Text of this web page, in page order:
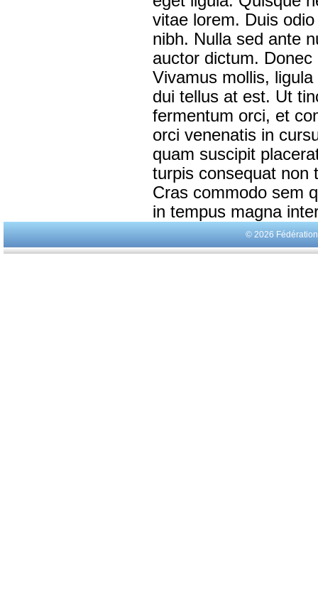
vitae lorem. Duis
nibh. Nulla sed ante
auctor dictum.
Vivamus mollis,
dui tellus at est. Ut
fermentum orci, et
orci venenatis in
quam suscipit
turpis consequat non
Cras commodo sem
in tempus magna
© 2026